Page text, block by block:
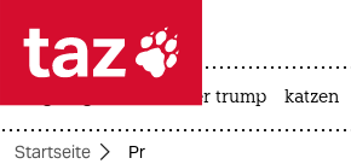
usa unter trump katzen
Startseite Pr